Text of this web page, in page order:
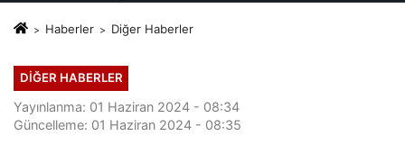
Haberler Diğer Haberler
DIĞER HABERLER
Yayınlanma: 01 Haziran 2024 - 08:34
Güncelleme: 01 Haziran 2024 - 08:35